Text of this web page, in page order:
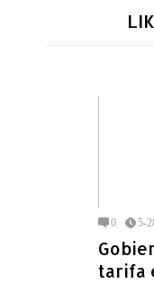
0 5-
tarifa